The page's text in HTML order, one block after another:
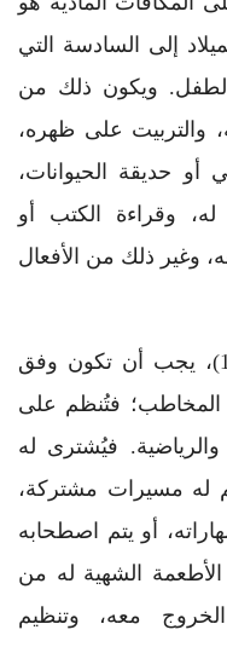
إلى السادسة التي
ويكون ذلك من
والتربيت على ظهره،
أو حديقة الحيوانات،
له، وقراءة الكتب أو
وغير ذلك من الأفعال
بينما المكافأة في عمر (6 : 12)، يجب أن تكون وفق
المخاطب؛ فتُنظم على
فيُشترى له
له مسيرات مشتركة،
أو يتم اصطحابه
الأطعمة الشهية له من
معه، وتنظيم